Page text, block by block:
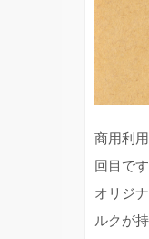
商用利
回目で
オリジ
ルクが